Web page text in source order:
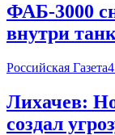
ФАБ-3000
внутри
Российская Газета
Лихачев:
создал